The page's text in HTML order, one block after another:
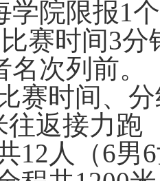
学院限报1
赛时间3分
次列前。
赛时间、
往返接力跑
12 人（6男6